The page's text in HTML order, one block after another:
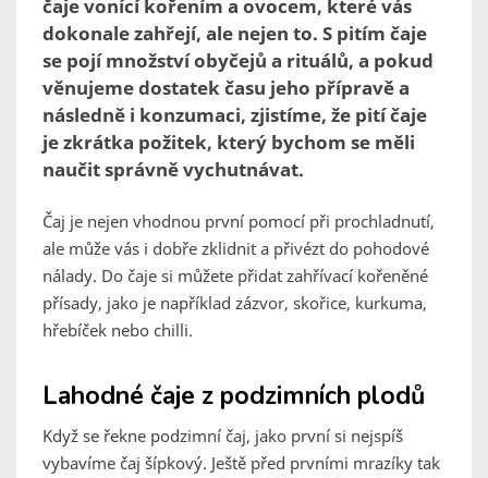
čaje vonící kořením a ovocem, které vás
dokonale zahřejí, ale nejen to. S pitím čaje
se pojí množství obyčejů a rituálů, a pokud
věnujeme dostatek času jeho přípravě a
následně i konzumaci, zjistíme, že pití čaje
je zkrátka požitek, který bychom se měli
naučit správně vychutnávat.
Čaj je nejen vhodnou první pomocí při prochladnutí,
ale může vás i dobře zklidnit a přivézt do pohodové
nálady. Do čaje si můžete přidat zahřívací kořeněné
přísady, jako je například zázvor, skořice, kurkuma,
hřebíček nebo chilli.
Lahodné čaje z podzimních plodů
Když se řekne podzimní čaj, jako první si nejspíš
vybavíme čaj šípkový. Ještě před prvními mrazíky tak